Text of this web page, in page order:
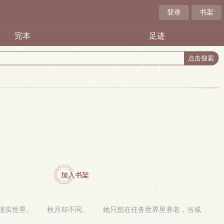
登录 书架
完本 足迹
加入书架
实世界。 秋月却不同。 她只想在任务世界里养老，当咸